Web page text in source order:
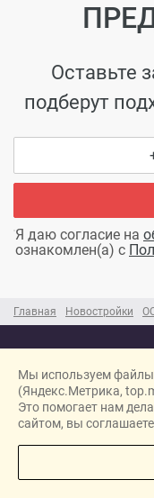
Главная Новостройки
Оставьте
подберут
Я даю согласие на
ознакомлен(а) с
© 2026
Мы используем файлы
(Яндекс.Метрика,
Это помогает нам
сайтом, вы